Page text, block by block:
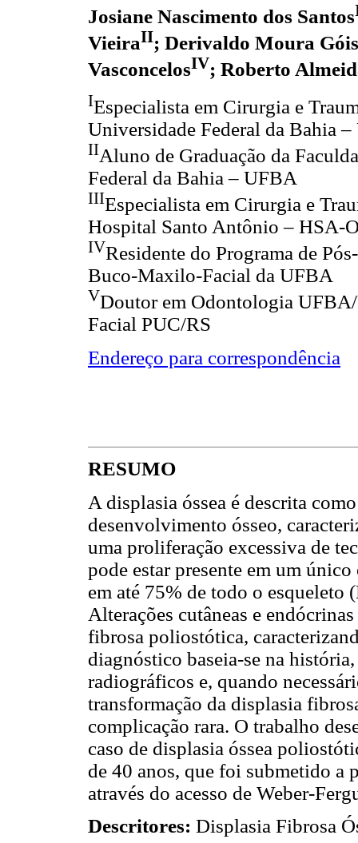
Josiane Nascimento dos Santos
VieiraII; Derivaldo Moura
VasconcelosIV; Roberto
IEspecialista em Cirurgia e
Universidade Federal da Bahia
IIAluno de Graduação da
Federal da Bahia – UFBA
IIIEspecialista em Cirurgia e
Hospital Santo Antônio – HSA-
IVResidente do Programa de
Buco-Maxilo-Facial da UFBA
VDoutor em Odontologia
Facial PUC/RS
Endereço para correspondência
RESUMO
A displasia óssea é descrita
desenvolvimento ósseo,
uma proliferação excessiva de
pode estar presente em um
em até 75% de todo o
Alterações cutâneas e
fibrosa poliostótica,
diagnóstico baseia-se na
radiográficos e, quando
transformação da displasia
complicação rara. O trabalho
caso de displasia óssea
de 40 anos, que foi submetido a
através do acesso de Weber-
Descritores: Displasia Fibrosa